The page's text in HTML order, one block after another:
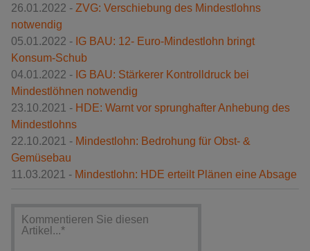
26.01.2022 - ZVG: Verschiebung des Mindestlohns
notwendig
05.01.2022 - IG BAU: 12- Euro-Mindestlohn bringt
Konsum-Schub
04.01.2022 - IG BAU: Stärkerer Kontrolldruck bei
Mindestlöhnen notwendig
23.10.2021 - HDE: Warnt vor sprunghafter Anhebung des
Mindestlohns
22.10.2021 - Mindestlohn: Bedrohung für Obst- &
Gemüsebau
11.03.2021 - Mindestlohn: HDE erteilt Plänen eine Absage